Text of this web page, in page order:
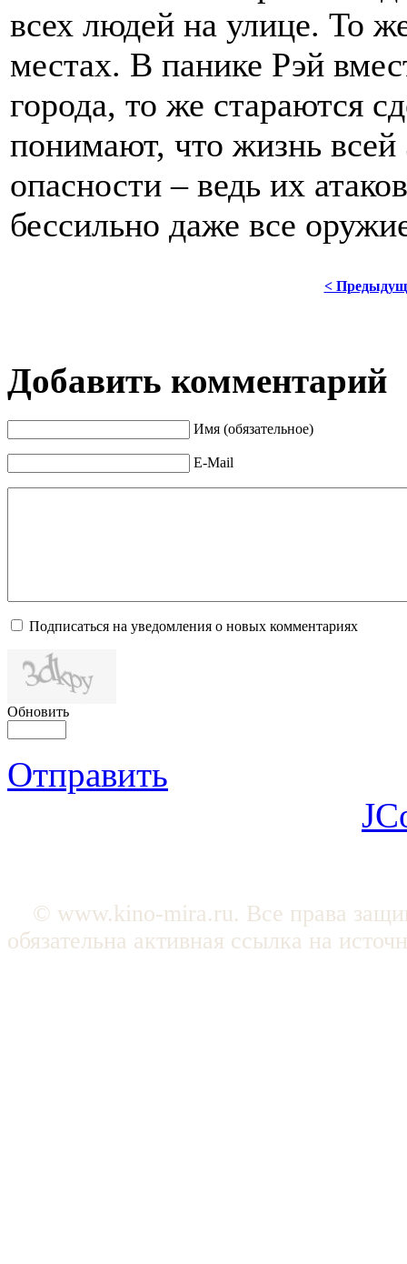
всех людей на улице. То
местах. В панике Рэй
города, то же стараются
понимают, что жизнь всей
опасности – ведь их
бессильно даже все
<
Добавить комментарий
Имя (обязательное)
E-Mail
Подписаться на уведомления о новых комментариях
Обновить
Отправить
© www.kino-mira.ru. Все права
обязательна активная ссылка на